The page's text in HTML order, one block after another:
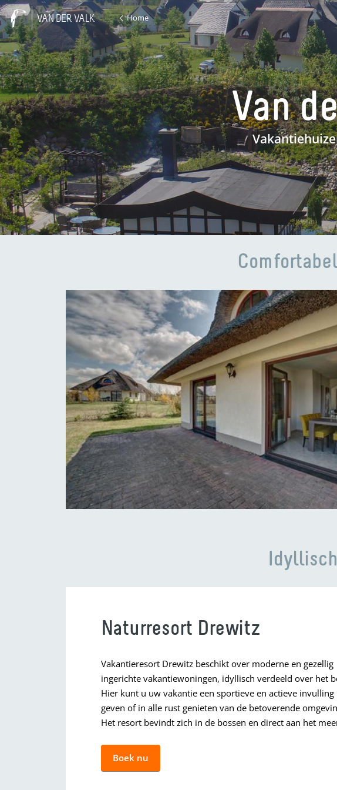
VAN DER VALK Home
Van
Naturresort Drewitz
Vakantieresort Drewitz beschikt over moderne en gezellig
ingerichte vakantiewoningen, idyllisch verdeeld over het
Hier kunt u uw vakantie een sportieve en actieve invulling
geven of in alle rust genieten van de betoverende
Het resort bevindt zich in de bossen en direct aan het
Boek nu